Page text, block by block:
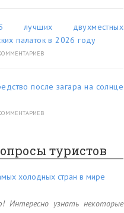
двухместных
палаток в 2026 году
после загара на солнце
туристов
холодных стран в мире
Интересно узнать некоторые